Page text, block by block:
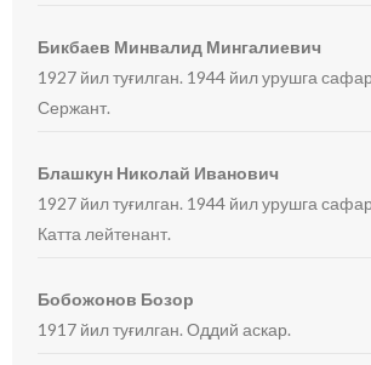
Бикбаев Минвалид Мингалиевич
1927 йил туғилган. 1944 йил урушга
Сержант.
Блашкун Николай Иванович
1927 йил туғилган. 1944 йил урушга
Катта лейтенант.
Бобожонов Бозор
1917 йил туғилган. Оддий аскар.